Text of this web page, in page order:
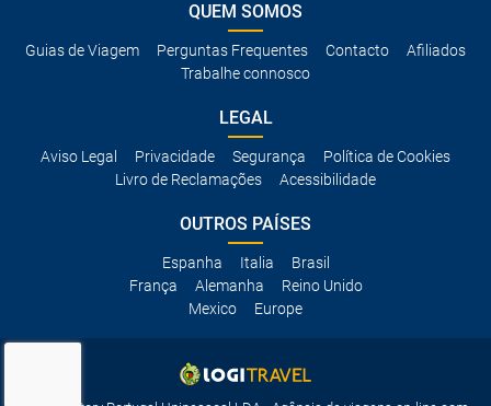
QUEM SOMOS
Guias de Viagem Perguntas Frequentes Contacto
Afiliados
Trabalhe connosco
LEGAL
Aviso Legal Privacidade Segurança
Política de Cookies
Livro de Reclamações
Acessibilidade
OUTROS PAÍSES
Espanha Italia
Brasil
França
Alemanha
Reino Unido
Mexico
Europe